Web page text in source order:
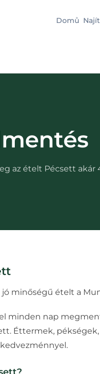
Domů
az ételt Pécsett akár
minőségű ételt a
minden nap
. Éttermek,